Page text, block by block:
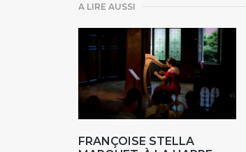
A LIRE AUSSI
FRANÇOISE STELLA